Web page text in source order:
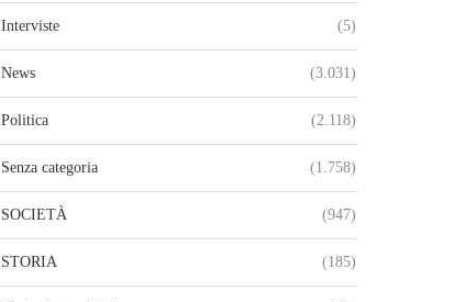
Interviste (5)
News (3.031)
Politica (2.118)
Senza categoria (1.758)
SOCIETÀ (947)
STORIA (185)